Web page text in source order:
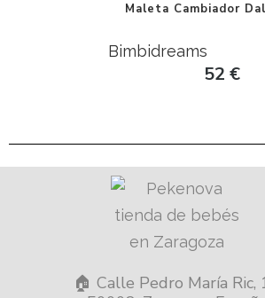
Maleta Cambiador
Bimbidreams
52 €
🏠 Calle Pedro María Ric,